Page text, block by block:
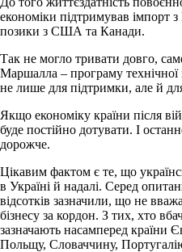
економіки підтримував імпорт з
позики з США та Канади.
Так не могло тривати довго,
Маршалла – програму технічної
не лише для підтримки, але й
Якщо економіку країни після
буде постійно дотувати. І
дорожче.
Цікавим фактом є те, що
в Україні й надалі. Серед
відсотків зазначили, що не
бізнесу за кордон. З тих, хто
зазначають насамперед країни
Польщу, Словаччину,